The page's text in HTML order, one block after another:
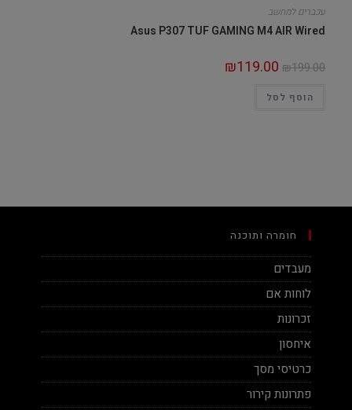
עכברים למחשב
Asus P307 TUF GAMING M4 AIR Wired
₪199.00
₪119.00
הוסף לסל
חומרה ותוכנה
מעבדים
לוחות אם
זכרונות
איחסון
כרטיסי מסך
פתרונות קירור